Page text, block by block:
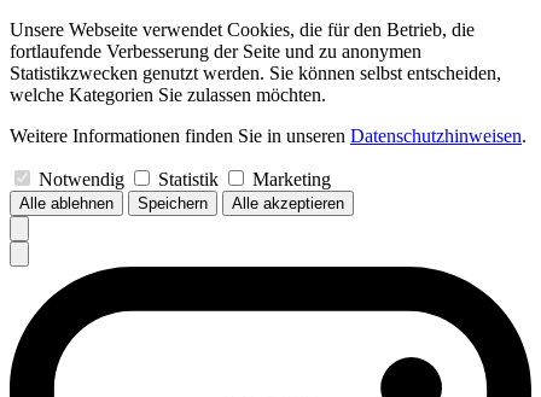
Unsere Webseite verwendet Cookies, die für den Betrieb, die
fortlaufende Verbesserung der Seite und zu anonymen
Statistikzwecken genutzt werden. Sie können selbst entscheiden,
welche Kategorien Sie zulassen möchten.
Weitere Informationen finden Sie in unseren Datenschutzhinweisen.
Notwendig Statistik Marketing
Alle ablehnen Speichern Alle akzeptieren